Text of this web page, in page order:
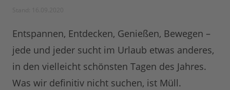
Entspannen, Entdecken, Genießen, Bewegen –
jede und jeder sucht im Urlaub etwas anderes,
in den vielleicht schönsten Tagen des Jahres.
Was wir definitiv nicht suchen, ist Müll.